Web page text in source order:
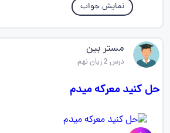
نمایش جواب
مستر بین
درس 2 زبان نهم
حل کنید معرکه میدم